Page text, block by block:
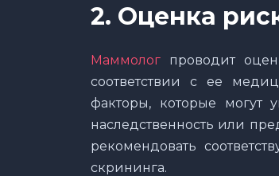
2. Оценка
Маммолог проводит
соответствии с ее
факторы, которые могут
наследственность или
рекомендовать
скрининга.